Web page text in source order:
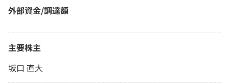
外部資金/調達額
主要株主
坂口 直大